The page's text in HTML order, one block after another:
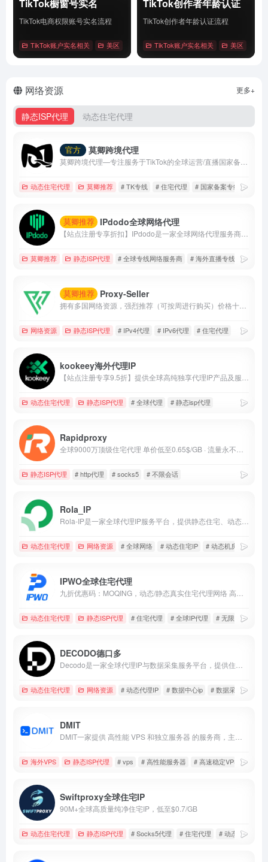
TikTok橱窗号实名
TikTok电商权限账号实名流程
TikTok账户实名相关 美区 # Tiktok # 橱窗号实名 # 账户实名
TikTok创作者年龄认证
TikTok创作者年龄认证流程
TikTok账户实名相关 美区
网络资源
静态ISP代理 动态住宅代理
更多+
官方 莫卿跨境代理
动态住宅代理 莫卿推荐 # TK专线 # 住宅代理 # 国家备案专线
莫卿推荐 IPdodo全球网络代理
莫卿推荐 静态ISP代理 # 全球专线网络服务商 # 海外直播专线 # 静态
莫卿推荐 Proxy-Seller
网络资源 静态ISP代理 # IPv4代理 # IPv6代理 # 住宅代理
kookeey海外代理IP
动态住宅代理 静态ISP代理 # 全球代理 # 静态isp代理
Rapidproxy
静态ISP代理 # http代理 # socks5 # 不限会话
Rola_IP
动态住宅代理 网络资源 # 全球网络 # 动态住宅IP # 动态机房IP
IPWO全球住宅代理
动态住宅代理 静态ISP代理 # 住宅代理 # 全球IP代理 # 无限并发
DECODO德口多
动态住宅代理 网络资源 # 动态代理IP # 数据中心ip # 数据采集
DMIT
海外VPS 静态ISP代理 # vps # 高性能服务器 # 高速稳定VPS
Swiftproxy全球住宅IP
90M+全球高质量纯净住宅IP，低至$0.7/GB
动态住宅代理 静态ISP代理 # Socks5代理 # 住宅代理 # 动态IP代理